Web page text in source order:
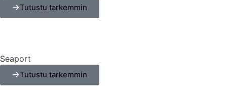
Tutustu tarkemmin
Seaport
Tutustu tarkemmin